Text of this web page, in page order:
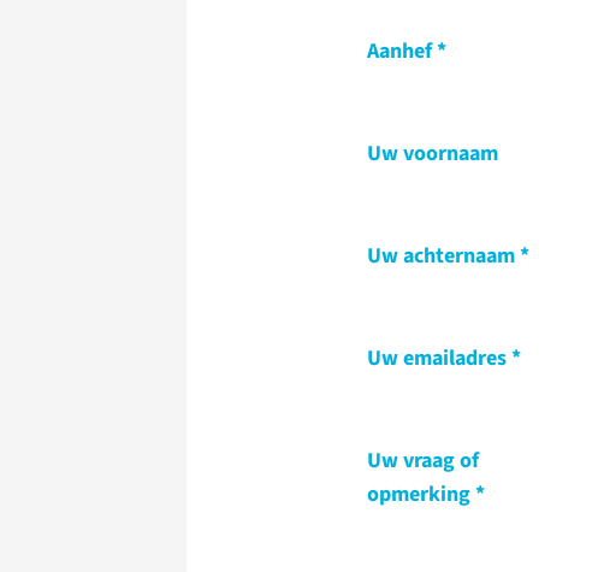
Aanhef
Uw voornaam
Uw achternaam
Uw emailadres
Uw vraag of
opmerking